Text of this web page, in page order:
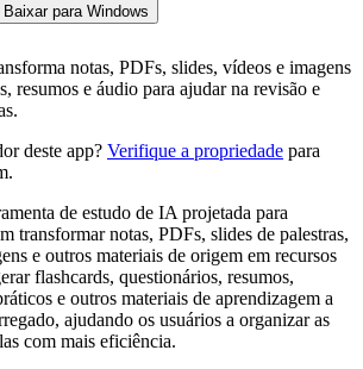
Baixar para Windows
notas, PDFs, slides, vídeos e imagens
resumos e áudio para ajudar na revisão e
deste app? Verifique a propriedade para
de estudo de IA projetada para
transformar notas, PDFs, slides de palestras,
e outros materiais de origem em recursos
flashcards, questionários, resumos,
e outros materiais de aprendizagem a
ajudando os usuários a organizar as
com mais eficiência.